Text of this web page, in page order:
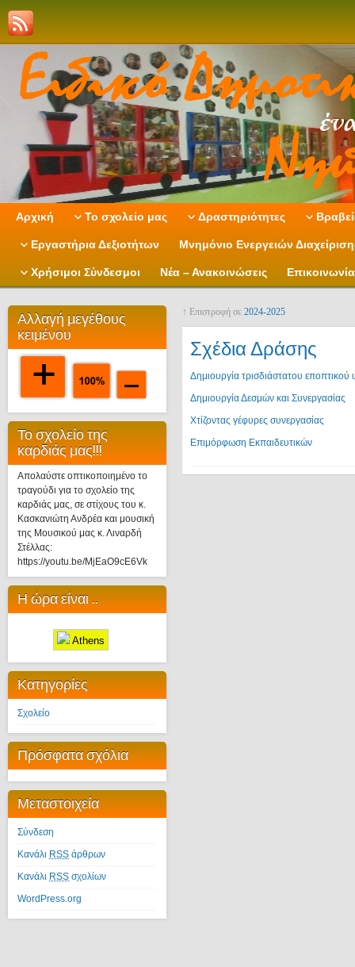
Αρχική Το σχολείο μας Δραστηριότητες
Εργαστήρια Δεξιοτήτων Μνημόνιο Ενεργειών
Χρήσιμοι Σύνδεσμοι Νέα – Ανακοινώσεις Επικοινωνία
Αλλαγή μεγέθους
κειμένου
Το σχολείο της
καρδιάς μας!!!
Απολαύστε οπτικοποιημένο το
τραγούδι για το σχολείο της
καρδιάς μας, σε στίχους του κ.
Κασκανιώτη Ανδρέα και μουσική
της Μουσικού μας κ. Λιναρδή
Στέλλας:
https://youtu.be/MjEaO9cE6Vk
Η ώρα είναι ..
Athens
Κατηγορίες
Σχολείο
Πρόσφατα σχόλια
Μεταστοιχεία
Σύνδεση
Κανάλι RSS άρθρων
Κανάλι RSS σχολίων
WordPress.org
↑ Επιστροφή σε 2024-2025
Σχέδια Δράσης
Δημιουργία τρισδιάστατου εποπτικού
Δημιουργία Δεσμών και Συνεργασίας
Χτίζοντας γέφυρες συνεργασίας
Επιμόρφωση Εκπαιδευτικών